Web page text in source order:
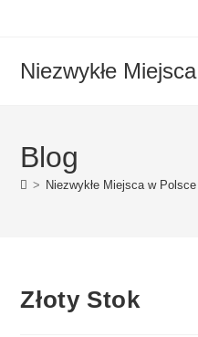
Niezwykłe
Blog
> Niezwykłe Miejsca w Polsce
Złoty Stok